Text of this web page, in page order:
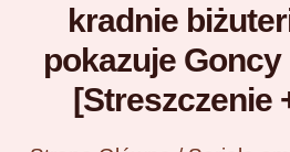
kradnie
pokazuje
[Streszczenie